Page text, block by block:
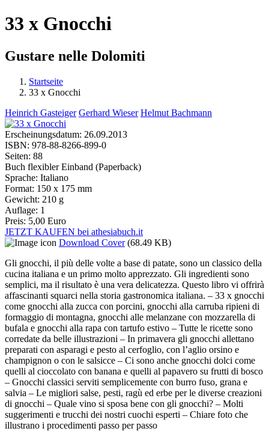
33 x Gnocchi
Gustare nelle Dolomiti
Sie sind hier
Startseite
33 x Gnocchi
Heinrich Gasteiger Gerhard Wieser Helmut Bachmann
Erscheinungsdatum: 26.09.2013
ISBN: 978-88-8266-899-0
Seiten: 88
Buch flexibler Einband (Paperback)
Sprache: Italiano
Format: 150 x 175 mm
Gewicht: 210 g
Auflage: 1
Preis: 5,00 Euro
JETZT KAUFEN bei athesiabuch.it
Download Cover (68.49 KB)
Gli gnocchi, il più delle volte a base di patate, sono un classico della
cucina italiana e un primo molto apprezzato. Gli ingredienti sono
semplici, ma il risultato è una vera delicatezza. Questo libro vi offrirà
affascinanti squarci nella storia gastronomica italiana. – 33 x gnocchi
come gnocchi alla zucca con porcini, gnocchi alla carruba ripieni di
formaggio di montagna, gnocchi alle melanzane con mozzarella di
bufala e gnocchi alla rapa con tartufo estivo – Tutte le ricette sono
corredate da belle illustrazioni – In primavera gli gnocchi allettano
preparati con asparagi e pesto al cerfoglio, con l’aglio orsino e
champignon o con le salsicce – Ci sono anche gnocchi dolci come
quelli al cioccolato con banana e quelli al papavero su frutti di bosco
– Gnocchi classici serviti semplicemente con burro fuso, grana e
salvia – Le migliori salse, pesti, ragù ed erbe per le diverse creazioni
di gnocchi – Quale vino si sposa bene con gli gnocchi? – Molti
suggerimenti e trucchi dei nostri cuochi esperti – Chiare foto che
illustrano i procedimenti passo per passo